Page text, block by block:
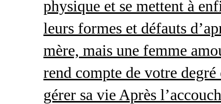
physique et se mettent à
leurs formes et défauts
mère, mais une femme
rend compte de votre
gérer sa vie Après